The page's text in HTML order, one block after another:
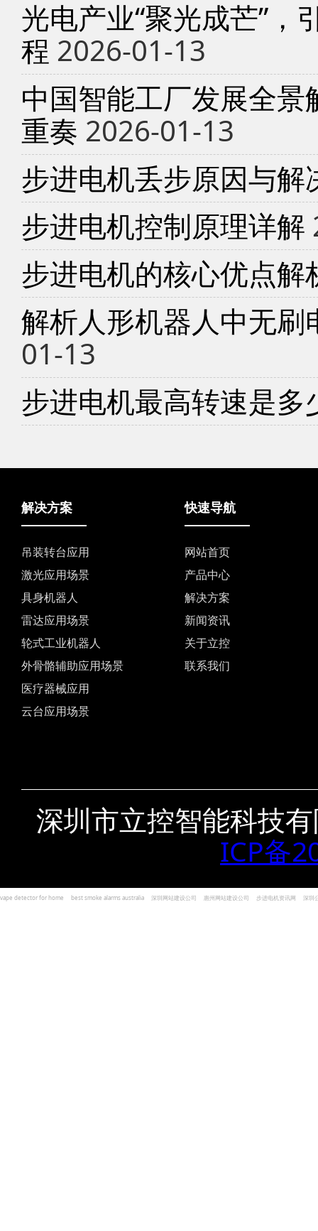
光电产业“聚光成芒”，
程 2026-01-13
中国智能工厂发展全
重奏 2026-01-13
步进电机丢步原因与解
步进电机控制原理详解
步进电机的核心优点解
解析人形机器人中无
01-13
步进电机最高转速是多
解决方案
吊装转台应用
激光应用场景
具身机器人
雷达应用场景
轮式工业机器人
外骨骼辅助应用场景
医疗器械应用
云台应用场景
快速导航
网站首页
产品中心
解决方案
新闻资讯
关于立控
联系我们
深圳市立控智能科技
ICP备
vape detector for home best smoke alarms australia 深圳网站建设公司 惠州网站建设公司 步进电机资讯网 深圳